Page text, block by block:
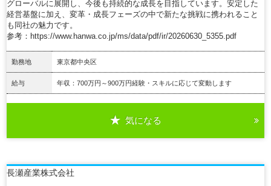
グローバルに展開し、今後も持続的な成長を目指しています。安定した
経営基盤に加え、変革・成長フェーズの中で新たな挑戦に携われること
も同社の魅力です。
参考：https://www.hanwa.co.jp/ms/data/pdf/ir/20260630_5355.pdf
勤務地 東京都中央区
給与 年収：700万円～900万円経験・スキルに応じて変動します
気になる
長瀬産業株式会社